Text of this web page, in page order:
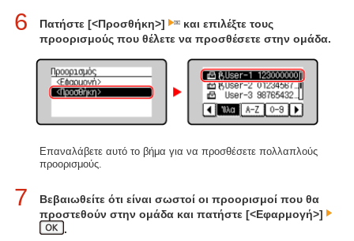
6 Πατήστε [<Προσθήκη>]
και επιλέξτε τους
προορισμούς που θέλετε να προσθέσετε στην ομάδα.
Επαναλάβετε αυτό το βήμα για να προσθέσετε πολλαπλούς
προορισμούς.
7
Βεβαιωθείτε ότι είναι σωστοί οι προορισμοί που θα
προστεθούν στην ομάδα και πατήστε [<Εφαρμογή>]
.